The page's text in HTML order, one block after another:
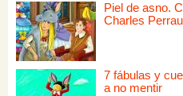
Piel de asno.
Charles
7 fábulas y
a no mentir